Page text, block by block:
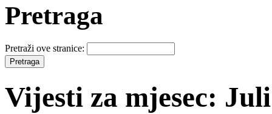
Pretraga
Pretraži ove stranice:
Vijesti za mjesec: